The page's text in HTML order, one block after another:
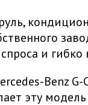
и
Benz
эту